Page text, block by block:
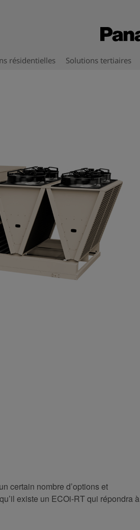
résidentielles Solutions tertiaires
certain nombre d’options et
existe un ECOi-RT qui répondra à